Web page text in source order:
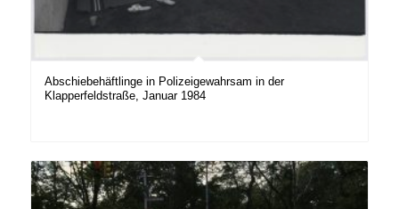
Abschiebehäftlinge in Polizeigewahrsam in der
Klapperfeldstraße, Januar 1984